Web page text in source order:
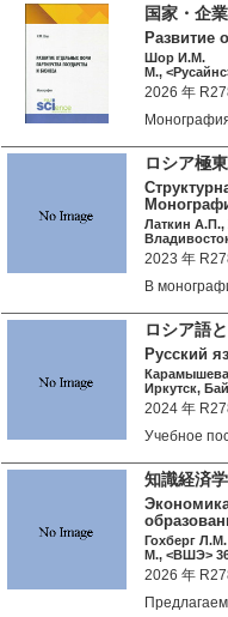
国家・企
Развитие
Шор И.М.
М.,
2026 年
ロシア極
Латкин
2023 年
В
ロシア語
Русский
Иркутск,
2024 年
Учебное
知識経済
Гохберг Л.М.
М., <ВШЭ>
2026 年